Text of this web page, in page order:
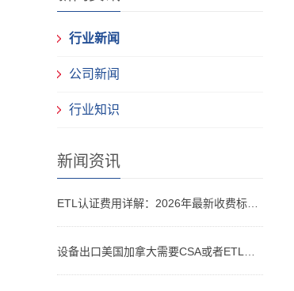
行业新闻
公司新闻
行业知识
新闻资讯